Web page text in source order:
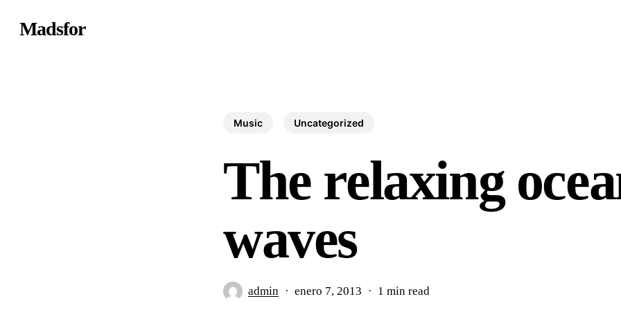
Madsfor
Music Uncategorized
The relaxing
waves
admin enero 7, 2013 1 min read